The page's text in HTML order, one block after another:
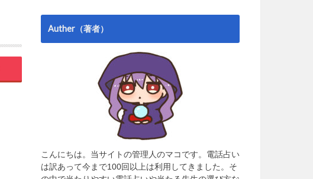
Auther（著者）
こんにちは。当サイトの管理人のマコです。電話占い
は訳あって今まで100回以上は利用してきました。そ